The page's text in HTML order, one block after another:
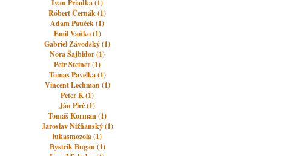
Ivan Priadka (1)
Róbert Černák (1)
Adam Pauček (1)
Emil Vaňko (1)
Gabriel Závodský (1)
Nora Šajbidor (1)
Petr Steiner (1)
Tomas Pavelka (1)
Vincent Lechman (1)
Peter K (1)
Ján Pirč (1)
Tomáš Korman (1)
Jaroslav Nižňanský (1)
lukasmozola (1)
Bystrik Bugan (1)